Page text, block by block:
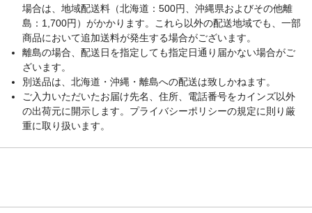
場合は、地域配送料（北海道：500円、沖縄県およびその他離
島：1,700円）がかかります。これら以外の配送地域でも、一部
商品において追加送料が発生する場合がございます。
離島の場合、配送日を指定しても指定日通り届かない場合がご
ざいます。
別送品は、北海道・沖縄・離島への配送は致しかねます。
ご入力いただいたお届け先名、住所、電話番号をカインズ以外
の出荷元に開示します。プライバシーポリシーの規定に則り厳
重に取り扱います。